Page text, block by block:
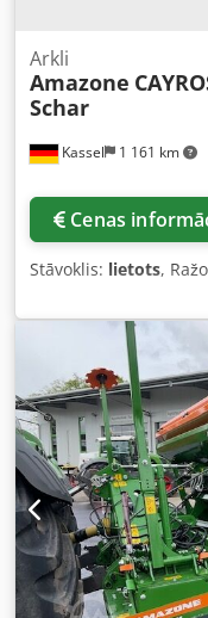
Kassel 1 161 km
Arkli
Amazone
Schar
Cenas
Stāvoklis: lietots,